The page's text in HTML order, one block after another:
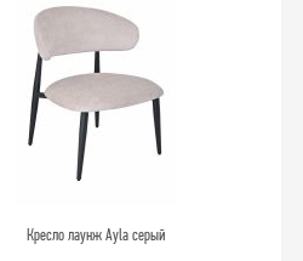
Кресло лаунж Ayla серый